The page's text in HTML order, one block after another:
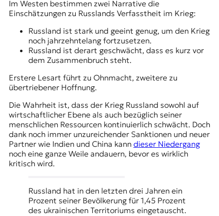
Im Westen bestimmen zwei Narrative die
Einschätzungen zu Russlands Verfasstheit im Krieg:
Russland ist stark und geeint genug, um den Krieg
noch jahrzehntelang fortzusetzen.
Russland ist derart geschwächt, dass es kurz vor
dem Zusammenbruch steht.
Erstere Lesart führt zu Ohnmacht, zweitere zu
übertriebener Hoffnung.
Die Wahrheit ist, dass der Krieg Russland sowohl auf
wirtschaftlicher Ebene als auch bezüglich seiner
menschlichen Ressourcen kontinuierlich schwächt. Doch
dank noch immer unzureichender Sanktionen und neuer
Partner wie Indien und China kann dieser Niedergang
noch eine ganze Weile andauern, bevor es wirklich
kritisch wird.
Russland hat in den letzten drei Jahren ein
Prozent seiner Bevölkerung für 1,45 Prozent
des ukrainischen Territoriums eingetauscht.